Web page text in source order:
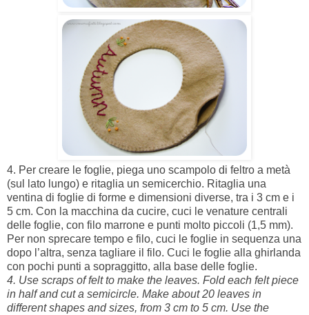
4. Per creare le foglie, piega uno scampolo di feltro a metà
(sul lato lungo) e ritaglia un semicerchio. Ritaglia una
ventina di foglie di forme e dimensioni diverse, tra i 3 cm e i
5 cm. Con la macchina da cucire, cuci le venature centrali
delle foglie, con filo marrone e punti molto piccoli (1,5 mm).
Per non sprecare tempo e filo, cuci le foglie in sequenza una
dopo l’altra, senza tagliare il filo. Cuci le foglie alla ghirlanda
con pochi punti a sopraggitto, alla base delle foglie.
4. Use scraps of felt to make the leaves. Fold each felt piece
in half and cut a semicircle. Make about 20 leaves in
different shapes and sizes, from 3 cm to 5 cm. Use the